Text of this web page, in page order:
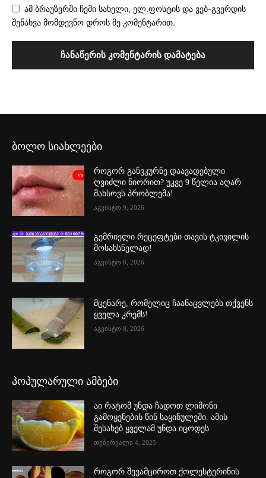
ამ ბრაუზერში ჩემი სახელი, ელ.ფოსტის და ვებ-გვერდის
შენახვა მომდევნო დროს მე კომენტარით.
ბოლო სიახლეები
როგორ განვკურნე დაავადებული
ღვიძლი ნიორით? უკვე 9 წელია აღარ
მახსოვს პრობლემა!
აგვისტო 9, 2026
გემრიელი რეცეფტები თავის ტკივილის
მოსახსნელად!
აგვისტო 8, 2026
მცენარე, რომელიც ჩაანაცვლებს თქვენს
ყველა კრემს!
აგვისტო 8, 2026
პოპულარული ამბები
აი რატომ უნდა ჩადოთ ლიმონი
გამოყენების წინ საყინულეში. ამის
შესახებ ყველამ უნდა იცოდეს
თებერვალი 4, 2025
როგორ შევამციროთ ქოლესტერინის